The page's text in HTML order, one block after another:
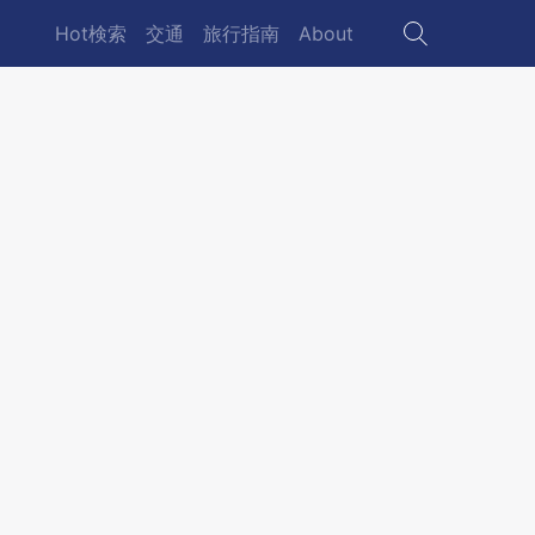
Main
Hot検索 交通 旅行指南 About